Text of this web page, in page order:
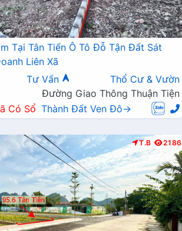
Tại Tân Tiến Ô Tô Đỗ Tận Đất Sát
Liên Xã
Tư Vấn
Thổ Cư & Vườn
Đường Giao Thông Thuận Tiện
Có Sổ Thành Đất Ven Đô→
T.B 2186